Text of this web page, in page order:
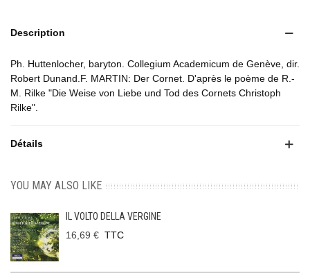
Description
Ph. Huttenlocher, baryton. Collegium Academicum de Genève, dir.
Robert Dunand.F. MARTIN: Der Cornet. D'après le poème de R.-
M. Rilke "Die Weise von Liebe und Tod des Cornets Christoph
Rilke".
Détails
YOU MAY ALSO LIKE
IL VOLTO DELLA VERGINE
16,69 € TTC